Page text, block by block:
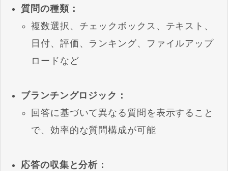
質問の種類：
複数選択、チェックボックス、テキスト、
日付、評価、ランキング、ファイルアップ
ロードなど
ブランチングロジック：
回答に基づいて異なる質問を表示すること
で、効率的な質問構成が可能
応答の収集と分析：